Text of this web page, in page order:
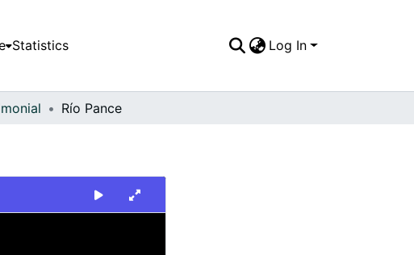
Statistics Log In
Río Pance